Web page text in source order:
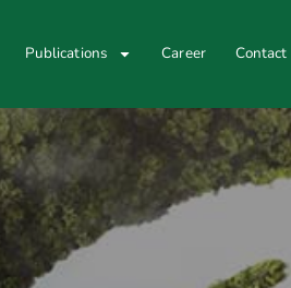
Publications Career Contact